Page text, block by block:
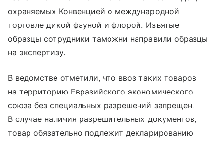
охраняемых Конвенцией о международной
торговле дикой фауной и флорой. Изъятые
образцы сотрудники таможни направили образцы
на экспертизу.
В ведомстве отметили, что ввоз таких товаров
на территорию Евразийского экономического
союза без специальных разрешений запрещен.
В случае наличия разрешительных документов,
товар обязательно подлежит декларированию